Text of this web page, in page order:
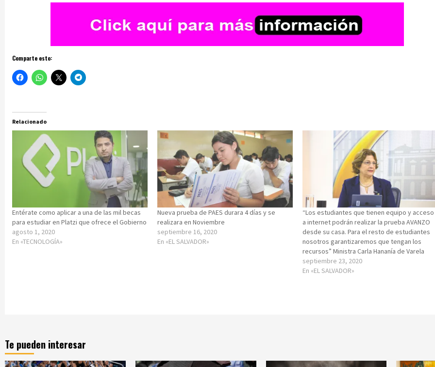
Comparte esto:
Relacionado
Entérate como aplicar a una de las mil becas
para estudiar en Platzi que ofrece el Gobierno
agosto 1, 2020
En «TECNOLOGÍA»
Nueva prueba de PAES durara 4 días y se
realizara en Noviembre
septiembre 16, 2020
En «EL SALVADOR»
“Los estudiantes que tienen equipo y acceso
a internet podrán realizar la prueba AVANZO
desde su casa. Para el resto de estudiantes
nosotros garantizaremos que tengan los
recursos” Ministra Carla Hananía de Varela
septiembre 23, 2020
En «EL SALVADOR»
Te pueden interesar